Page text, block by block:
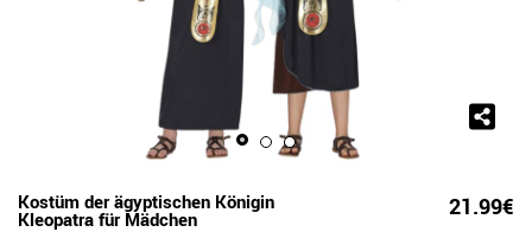
Kostüm der ägyptischen Königin
Kleopatra für Mädchen 21.99€